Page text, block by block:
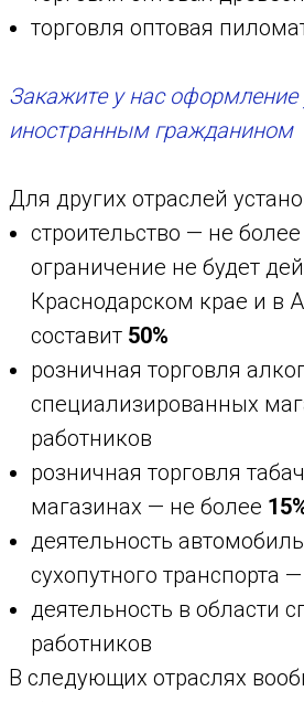
торговля оптовая
Закажите у нас
иностранным гражданином
Для других отраслей
строительство — не более
ограничение не будет
Краснодарском крае и в
составит 50%
розничная торговля
специализированных
работников
розничная торговля
магазинах — не более
деятельность
сухопутного транспорта
деятельность в области
работников
В следующих отраслях